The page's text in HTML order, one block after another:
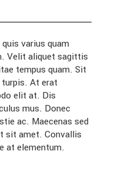
varius quam
Velit aliquet sagittis
tempus quam. Sit
turpis. At erat
elit at. Dis
mus. Donec
ac. Maecenas sed
sit amet. Convallis
at elementum.